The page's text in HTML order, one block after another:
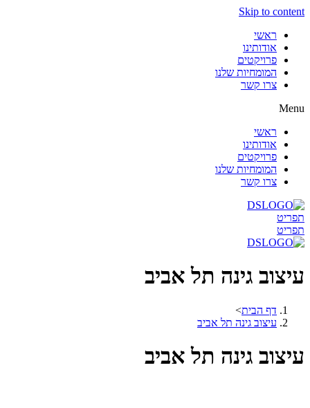
Skip to content
ראשי
אודותינו
פרויקטים
המומחיות שלנו
צרו קשר
Menu
ראשי
אודותינו
פרויקטים
המומחיות שלנו
צרו קשר
תפריט
תפריט
עיצוב גינה תל אביב
דף הבית>
עיצוב גינה תל אביב
עיצוב גינה תל אביב